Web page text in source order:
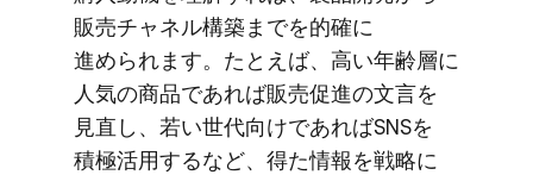
販売チャネル構築までを​的確に​
進められます。​たとえば、​高い​年齢層に​
人気の​商品で​あれば​販売促進の​文言を​
見直し、​若い​世代向けで​あれば​SNSを​
積極活用する​など、​得た​情報を​戦略に​